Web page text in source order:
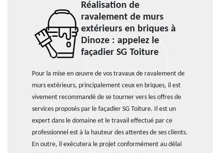
Réalisation de
ravalement de murs
extérieurs en briques à
Dinoze : appelez le
façadier SG Toiture
Pour la mise en œuvre de vos travaux de ravalement de
murs extérieurs, principalement ceux en briques, il est
vivement recommandé de se tourner vers les offres de
services proposés par le façadier SG Toiture. Il est un
expert dans le domaine et le travail effectué par ce
professionnel est à la hauteur des attentes de ses clients.
En outre, il exécutera le projet conformément au délai